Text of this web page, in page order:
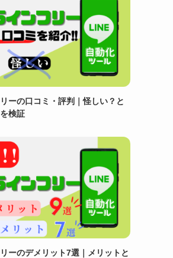
ーの口コミ・評判｜怪しい？と
検証
ーのデメリット7選｜メリットと